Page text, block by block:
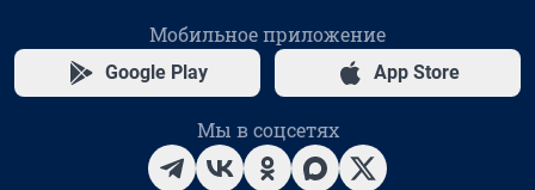
Мобильное приложение
Google Play App Store
Мы в соцсетях